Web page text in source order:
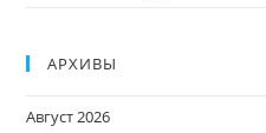
АРХИВЫ
Август 2026